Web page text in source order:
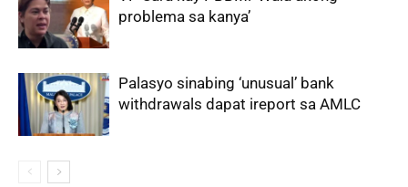
problema sa kanya’
Palasyo sinabing ‘unusual’ bank
withdrawals dapat ireport sa AMLC